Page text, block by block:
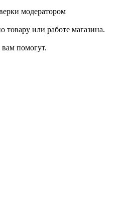
модератором
или работе магазина.
помогут.